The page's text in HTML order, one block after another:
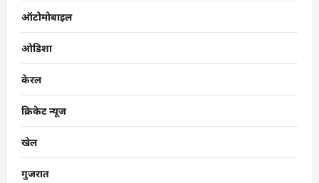
ऑटोमोबाइल
ओडिशा
केरल
क्रिकेट न्यूज
खेल
गुजरात